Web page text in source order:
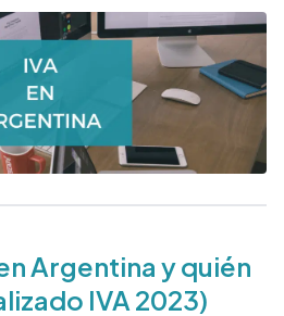
Argentina y quién
IVA 2023)